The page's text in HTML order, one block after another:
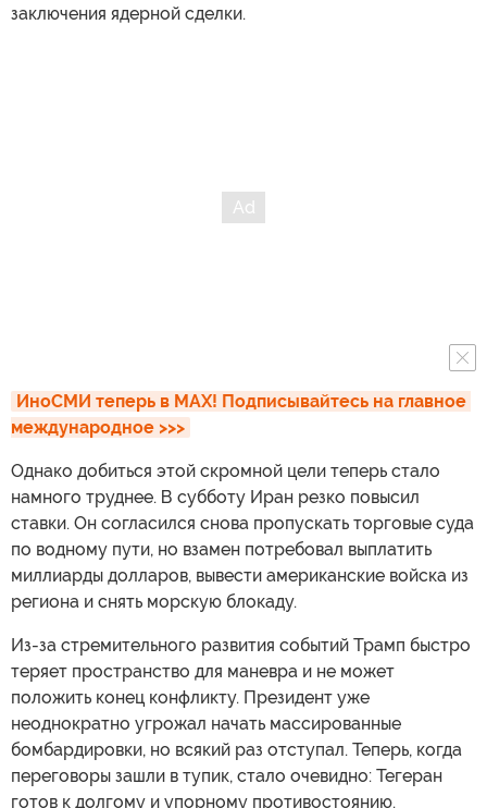
заключения ядерной сделки.
ИноСМИ теперь в MAX! Подписывайтесь на главное
международное >>>
Однако добиться этой скромной цели теперь стало
намного труднее. В субботу Иран резко повысил
ставки. Он согласился снова пропускать торговые суда
по водному пути, но взамен потребовал выплатить
миллиарды долларов, вывести американские войска из
региона и снять морскую блокаду.
Из-за стремительного развития событий Трамп быстро
теряет пространство для маневра и не может
положить конец конфликту. Президент уже
неоднократно угрожал начать массированные
бомбардировки, но всякий раз отступал. Теперь, когда
переговоры зашли в тупик, стало очевидно: Тегеран
готов к долгому и упорному противостоянию.